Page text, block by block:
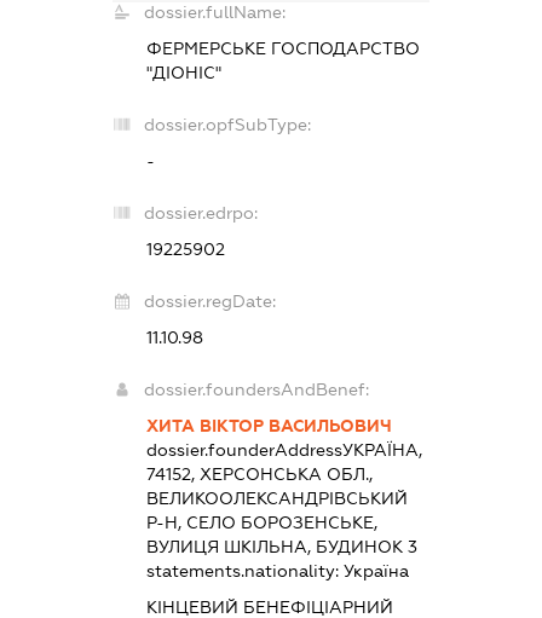
dossier.fullName:
ФЕРМЕРСЬКЕ ГОСПОДАРСТВО
"ДІОНІС"
dossier.opfSubType:
-
dossier.edrpo:
19225902
dossier.regDate:
11.10.98
dossier.foundersAndBenef:
ХИТА ВІКТОР ВАСИЛЬОВИЧ
dossier.founderAddressУКРАЇНА,
74152, ХЕРСОНСЬКА ОБЛ.,
ВЕЛИКООЛЕКСАНДРІВСЬКИЙ
Р-Н, СЕЛО БОРОЗЕНСЬКЕ,
ВУЛИЦЯ ШКІЛЬНА, БУДИНОК 3
statements.nationality: Україна
КІНЦЕВИЙ БЕНЕФІЦІАРНИЙ